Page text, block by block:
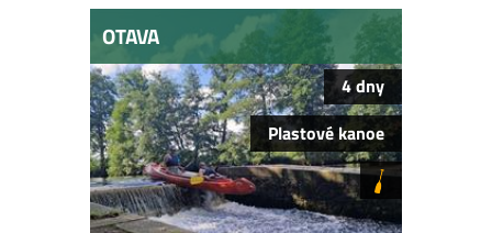
OTAVA
4 dny
Plastové kanoe